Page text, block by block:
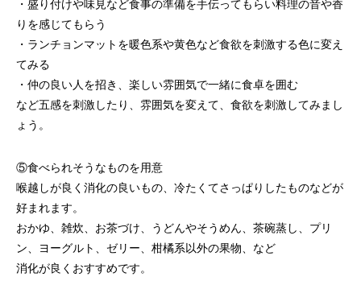
・盛り付けや味見など食事の準備を手伝ってもらい料理の音や香
りを感じてもらう
・ランチョンマットを暖色系や黄色など食欲を刺激する色に変え
てみる
・仲の良い人を招き、楽しい雰囲気で一緒に食卓を囲む
など五感を刺激したり、雰囲気を変えて、食欲を刺激してみまし
ょう。
⑤食べられそうなものを用意
喉越しが良く消化の良いもの、冷たくてさっぱりしたものなどが
好まれます。
おかゆ、雑炊、お茶づけ、うどんやそうめん、茶碗蒸し、プリ
ン、ヨーグルト、ゼリー、柑橘系以外の果物、など
消化が良くおすすめです。